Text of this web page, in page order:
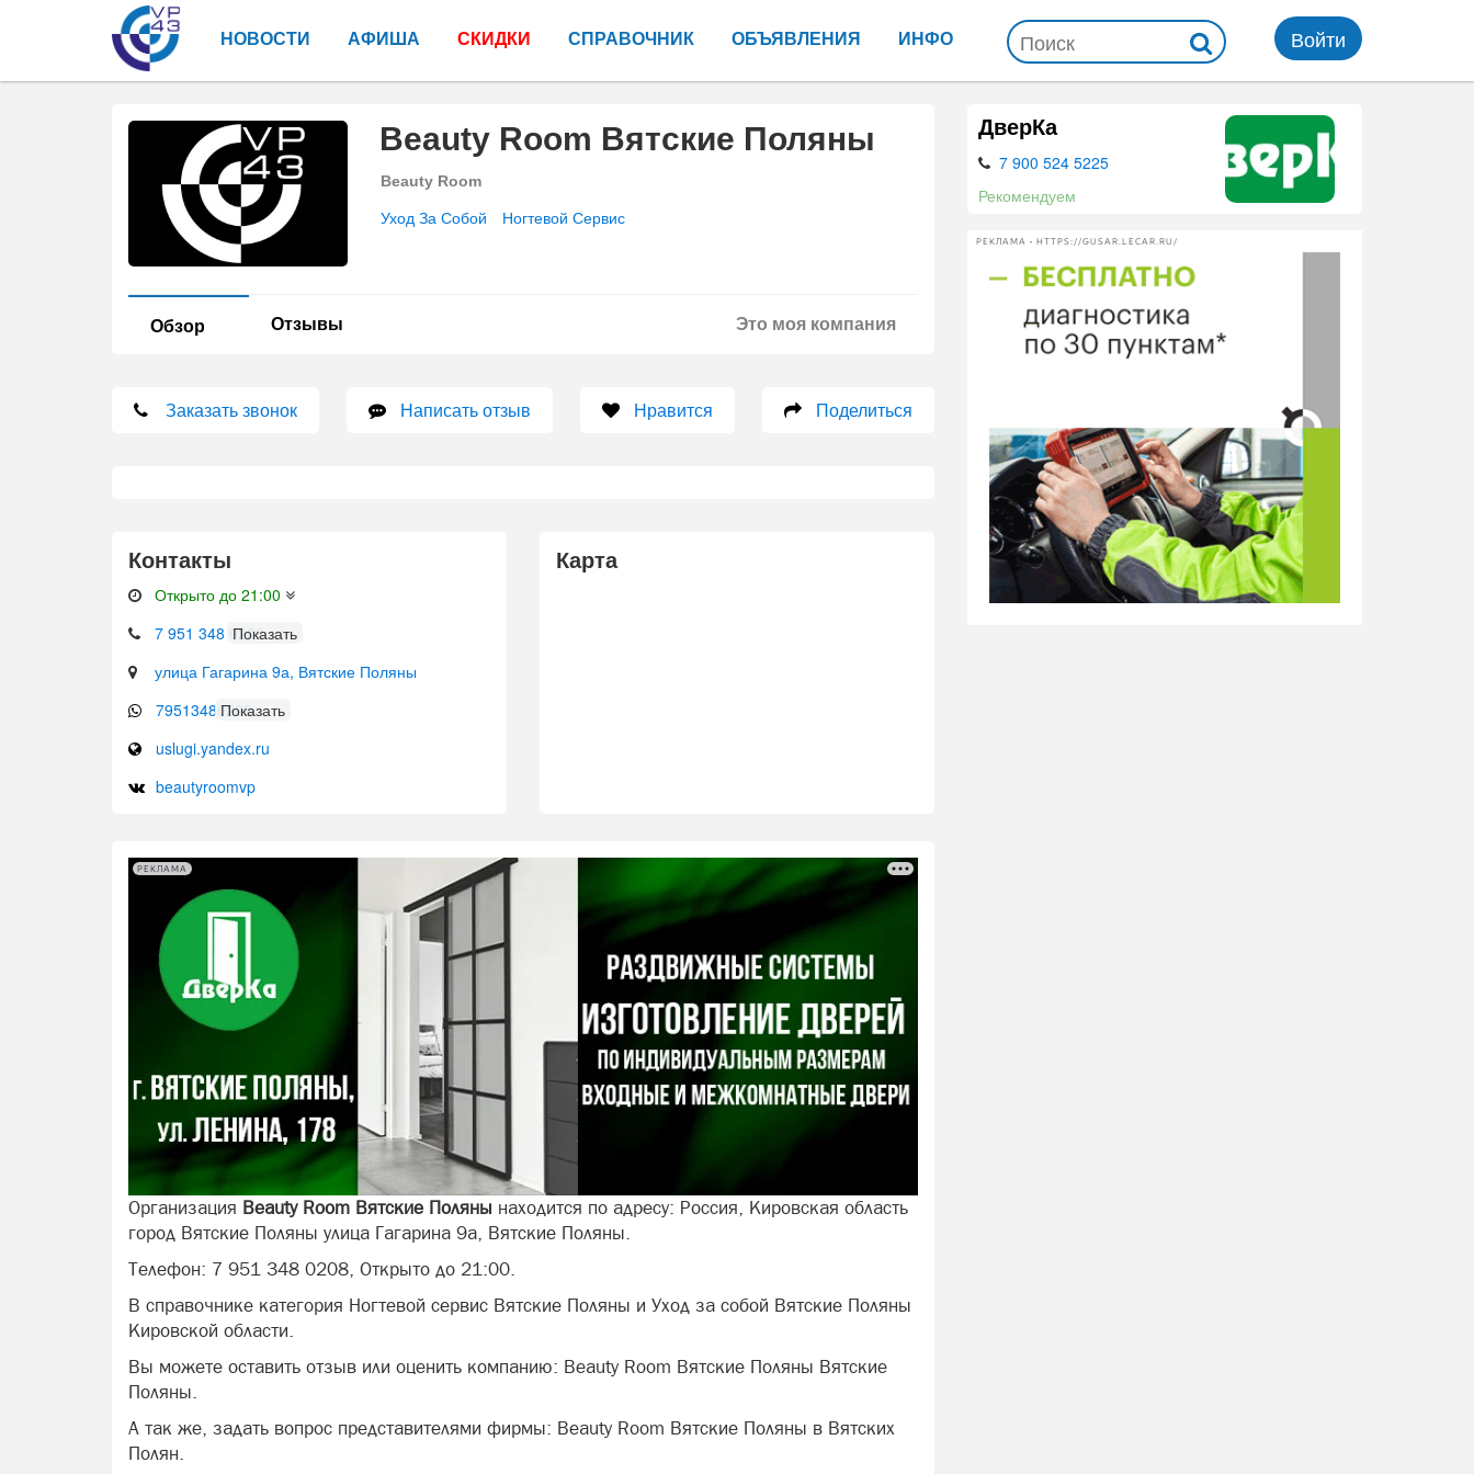
НОВОСТИ АФИША СКИДКИ СПРАВОЧНИК ОБЪЯВЛЕНИЯ ИНФО Войти
Beauty Room Вятские Поляны
Beauty Room
Уход За Собой Ногтевой Сервис
Это моя компания
Обзор Отзывы
Заказать звонок Написать отзыв Нравится Поделиться
Контакты
Открыто до 21:00
7 951 348 0208
улица Гагарина 9а, Вятские Поляны
79513480208
uslugi.yandex.ru
beautyroomvp
Карта
РЕКЛАМА
Организация Beauty Room Вятские Поляны находится по адресу: Россия, Кировская область
город Вятские Поляны улица Гагарина 9а, Вятские Поляны.
Телефон: 7 951 348 0208, Открыто до 21:00.
В справочнике категория Ногтевой сервис Вятские Поляны и Уход за собой Вятские Поляны
Кировской области.
Вы можете оставить отзыв или оценить компанию: Beauty Room Вятские Поляны Вятские
Поляны.
А так же, задать вопрос представителями фирмы: Beauty Room Вятские Поляны в Вятских
Полян.
ДверКа
7 900 524 5225
Рекомендуем
РЕКЛАМА • HTTPS://GUSAR.LECAR.RU/